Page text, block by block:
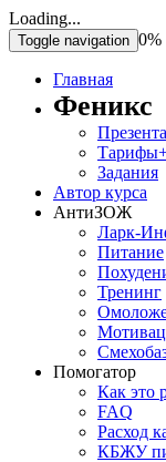
Loading...
Toggle navigation 0%
Главная
Феникс
Задания
Автор курса
АнтиЗОЖ
Ларк-
Питание
Тренинг
Помогатор
Как это
FAQ
Расход
КБЖУ